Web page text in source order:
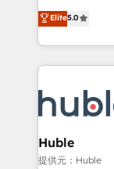
the rare
Accreditation,
new HubSpot
CRM
master it. As the creators of the Endless Customers
System™ (the
Answer),
entirely
skills,
attract the
without outside
Set up, audit,
Elite5.0
Huble
提供元：Huble